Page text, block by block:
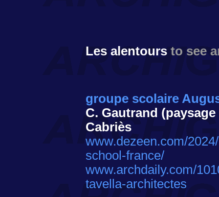
Les alentours to see
groupe scolaire
C. Gautrand (paysage
Cabriès
www.dezeen.com/
school-france/
www.archdaily.com/
tavella-architectes